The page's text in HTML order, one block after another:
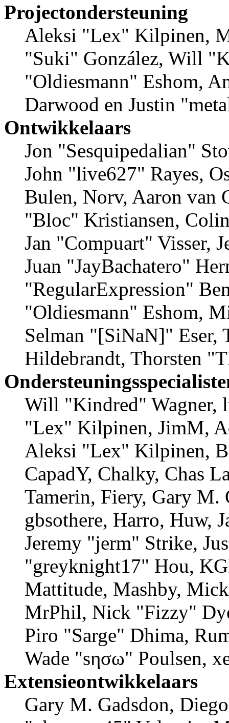
Projectondersteuning
Aleksi "Lex" Kilpinen,
"Suki" González, Will
"Oldiesmann" Eshom,
Darwood en Justin
Ontwikkelaars
Jon "Sesquipedalian"
John "live627" Rayes,
Bulen, Norv, Aaron van
"Bloc" Kristiansen,
Jan "Compuart" Visser,
Juan "JayBachatero"
"RegularExpression"
"Oldiesmann" Eshom,
Selman "[SiNaN]" Eser,
Hildebrandt, Thorsten
Will "Kindred" Wagner,
"Lex" Kilpinen, JimM,
Aleksi "Lex" Kilpinen,
CapadY, Chalky, Chas
Tamerin, Fiery, Gary M.
gbsothere, Harro, Huw,
Jeremy "jerm" Strike,
"greyknight17" Hou,
Mattitude, Mashby,
MrPhil, Nick "Fizzy"
Piro "Sarge" Dhima,
Wade "sησω" Poulsen,
Extensieontwikkelaars
Gary M. Gadsdon,